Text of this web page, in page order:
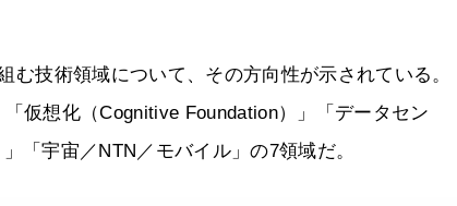
技術領域について、その方向性が示されている。
仮想化（Cognitive Foundation）」「データセン
「宇宙／NTN／モバイル」の7領域だ。